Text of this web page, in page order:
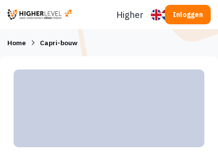
Higherlevel Inloggen
Home Capri-bouw